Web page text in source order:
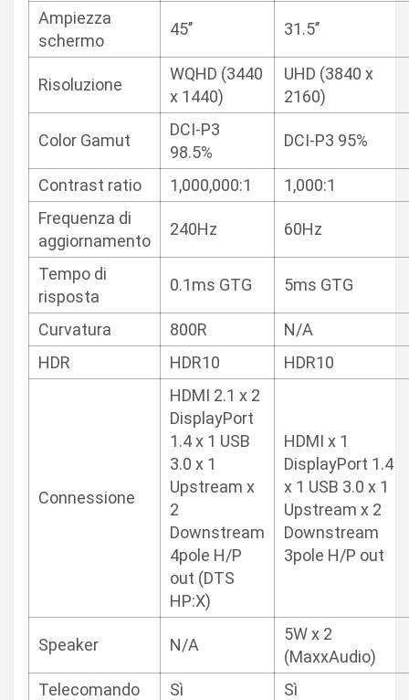
Ampiezza
schermo
45’’ 31.5’’
Risoluzione
WQHD (3440
x 1440)
UHD (3840 x
2160)
Color Gamut
DCI-P3
98.5%
DCI-P3 95%
Contrast ratio 1,000,000:1
1,000:1
Frequenza di
aggiornamento
240Hz 60Hz
Tempo di
risposta
0.1ms GTG 5ms GTG
Curvatura 800R
N/A
HDR
HDR10 HDR10
Connessione
HDMI 2.1 x 2
DisplayPort
1.4 x 1 USB
3.0 x 1
Upstream x
2
Downstream
4pole H/P
out (DTS
HP:X)
HDMI x 1
DisplayPort 1.4
x 1 USB 3.0 x 1
Upstream x 2
Downstream
3pole H/P out
Speaker N/A
5W x 2
(MaxxAudio)
Telecomando
Sì Sì